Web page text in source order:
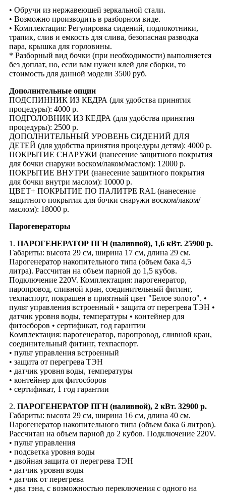
• Обручи из нержавеющей зеркальной стали.
• Возможно производить в разборном виде.
• Комплектация: Регулировка сидений, подлокотники,
трапик, слив и емкость для слива, безопасная разводка
пара, крышка для горловины.
* Разборный вид бочки (при необходимости) выполняется
без доплат, но, если вам нужен клей для сборки, то
стоимость для данной модели 3500 руб.
Дополнительные опции
ПОДСПИННИК ИЗ КЕДРА (для удобства принятия
процедуры): 4000 р.
ПОДГОЛОВНИК ИЗ КЕДРА (для удобства принятия
процедуры): 2500 р.
ДОПОЛНИТЕЛЬНЫЙ УРОВЕНЬ СИДЕНИЙ ДЛЯ
ДЕТЕЙ (для удобства принятия процедуры детям): 4000 р.
ПОКРЫТИЕ СНАРУЖИ (нанесение защитного покрытия
для бочки снаружи воском/лаком/маслом): 12000 р.
ПОКРЫТИЕ ВНУТРИ (нанесение защитного покрытия
для бочки внутри маслом): 10000 р.
ЦВЕТ+ ПОКРЫТИЕ ПО ПАЛИТРЕ RAL (нанесение
защитного покрытия для бочки снаружи воском/лаком/
маслом): 18000 р.
Парогенераторы
1. ПАРОГЕНЕРАТОР ПГН (наливной), 1,6 кВт. 25900 р.
Габариты: высота 29 см, ширина 17 см, длина 29 см.
Парогенератор накопительного типа (объем бака 4,5
литра). Рассчитан на объем парной до 1,5 кубов.
Подключение 220V. Комплектация: парогенератор,
паропровод, сливной кран, соединительный фитинг,
техпаспорт, покрашен в приятный цвет "Белое золото". •
пульт управления встроенный • защита от перегрева ТЭН •
датчик уровня воды, температуры • контейнер для
фитосборов • сертификат, год гарантии
Комплектация: парогенератор, паропровод, сливной кран,
соединительный фитинг, техпаспорт.
• пульт управления встроенный
• защита от перегрева ТЭН
• датчик уровня воды, температуры
• контейнер для фитосборов
• сертификат, 1 год гарантии
2. ПАРОГЕНЕРАТОР ПГН (наливной), 2 кВт. 32900 р.
Габариты: высота 29 см, ширина 16 см, длина 40 см.
Парогенератор накопительного типа (объем бака 6 литров).
Рассчитан на объем парной до 2 кубов. Подключение 220V.
• пульт управления
• подсветка уровня воды
• двойная защита от перегрева ТЭН
• датчик уровня воды
• датчик от перегрева
• два тэна, с возможностью переключения с одного на